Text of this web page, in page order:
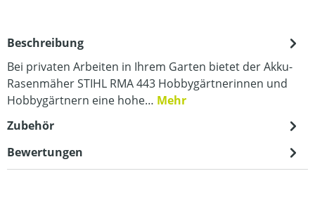
Beschreibung
Bei privaten Arbeiten in Ihrem Garten bietet der Akku-
Rasenmäher STIHL RMA 443 Hobbygärtnerinnen und
Hobbygärtnern eine hohe… Mehr
Zubehör
Bewertungen